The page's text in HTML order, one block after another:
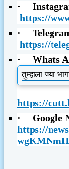
·
https://
·
https://
·
Whats
तुम्हाला ज्या
https://
·
Google
https://